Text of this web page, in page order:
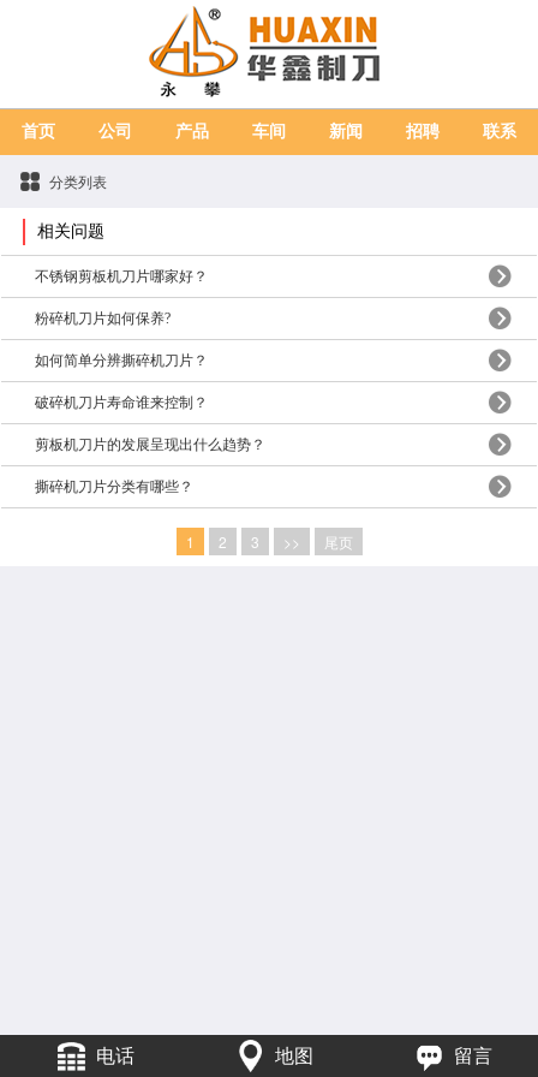
首页 公司 产品 车间 新闻 招聘 联系
分类列表
相关问题
不锈钢剪板机刀片哪家好？
粉碎机刀片如何保养?
如何简单分辨撕碎机刀片？
破碎机刀片寿命谁来控制？
剪板机刀片的发展呈现出什么趋势？
撕碎机刀片分类有哪些？
1 2 3 >> 尾页
电话 地图 留言